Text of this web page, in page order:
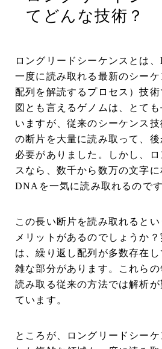
てどんな技術？
ロングリードシーケンスとは
一度に読み取れる最新のシー
配列を解読するプロセス）技
図とも言えるゲノムは、とて
いますが、従来のシーケンス
の断片を大量に読み取って、
必要がありました。しかし、
スなら、数千から数万の文字
DNAを一気に読み取れるのです
この長い断片を読み取れると
メリットがあるのでしょうか
は、繰り返し配列が多数存在
雑な部分があります。これら
読み取る従来の方法では解析
ています。
ところが、ロングリードシー